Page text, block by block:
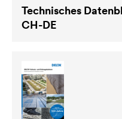
Technisches
CH-DE